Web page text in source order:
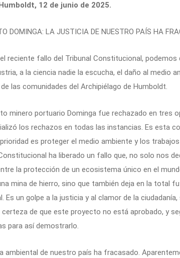
12 de junio de 2025.
DOMINGA: LA JUSTICIA DE NUESTRO PAÍS HA
reciente fallo del Tribunal Constitucional,
a la ciencia nadie la escucha, el daño al medio
las comunidades del Archipiélago de Humboldt.
minero portuario Dominga fue rechazado en tres
los rechazos en todas las instancias. Es esta
es proteger el medio ambiente y los
ha liberado un fallo que, no solo nos
la protección de un ecosistema único en el
mina de hierro, sino que también deja en la total
Es un golpe a la justicia y al clamor de la
de que este proyecto no está aprobado, y
para así demostrarlo.
ambiental de nuestro país ha fracasado.